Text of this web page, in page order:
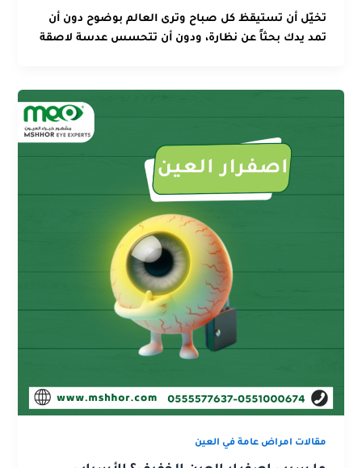
تخيّل أن تستيقظ كل صباح وترى العالم بوضوح دون أن
تمد يدك بحثاً عن نظارة، ودون أن تتحسس عدسة لاصقة
مقالات امراض عامة في العين